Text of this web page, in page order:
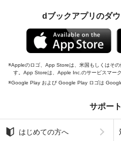
dブックアプリのダ
Appleのロゴ、App Storeは、米国もしくはそ
す。App Storeは、Apple Inc.のサービスマーク
Google Play および Google Play ロゴは
サポー
はじめての方へ